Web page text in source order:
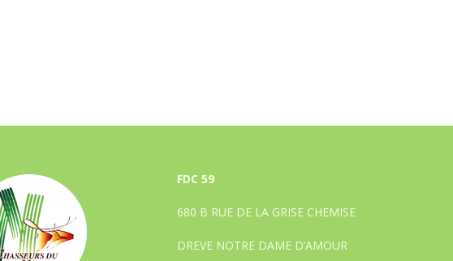
FDC 59
680 B RUE DE LA GRISE CHEMISE
DREVE NOTRE DAME D’AMOUR